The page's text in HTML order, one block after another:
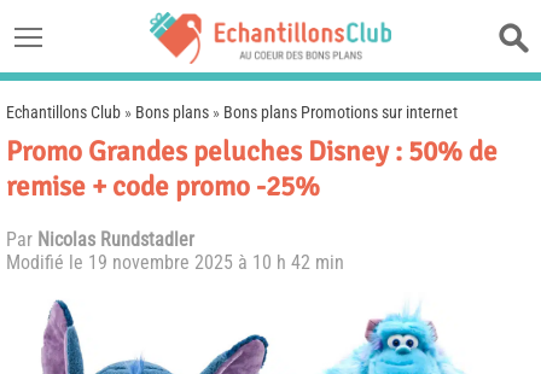
Echantillons Club » Bons plans » Bons plans Promotions sur internet
Promo Grandes peluches Disney : 50% de
remise + code promo -25%
Par Nicolas Rundstadler
Modifié le 19 novembre 2025 à 10 h 42 min